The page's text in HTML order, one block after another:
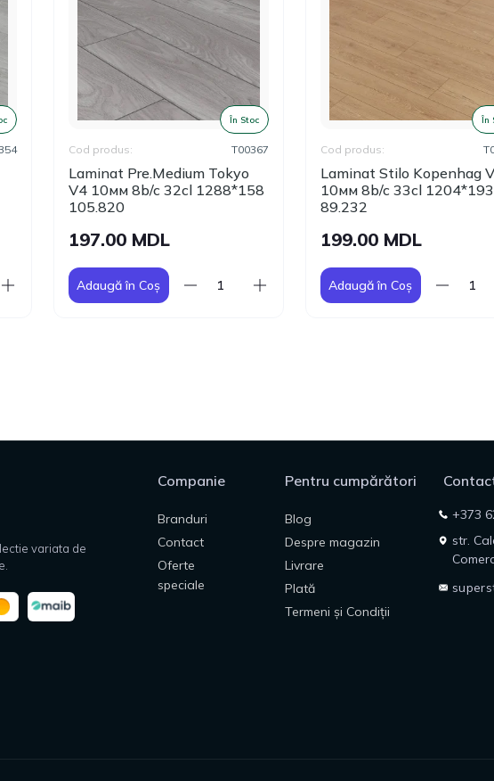
În Stoc
Laminat Pre.Medium Tokyo
V4 10мм 8b/c 32cl 1288*158
105.820
Cod produs: T00367
197.00 MDL
Adaugă în Coș
În
Laminat Stilo Kopenhag
10мм 8b/c 33cl 1204*193
89.232
Cod produs:
199.00 MDL
Adaugă în Coș
variata de
Companie
Branduri
Contact
Oferte
speciale
Pentru cumpărători
Blog
Despre magazin
Livrare
Plată
Termeni și Condiții
+373
str.